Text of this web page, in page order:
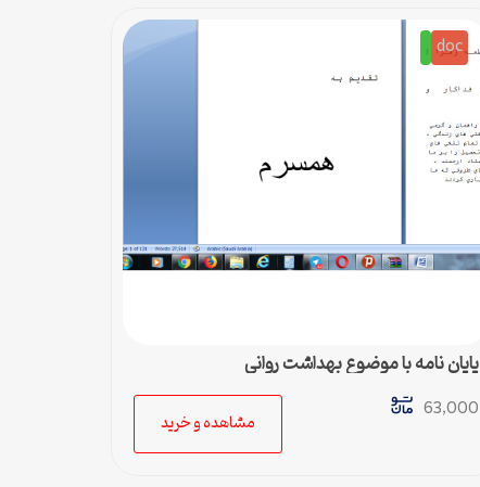
doc
پایان نامه با موضوع بهداشت روانی
63,000
مشاهده و خرید